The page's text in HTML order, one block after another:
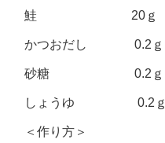
鮭 20ｇ
かつおだし 0.2ｇ
砂糖 0.2ｇ
しょうゆ 0.2ｇ
＜作り方＞